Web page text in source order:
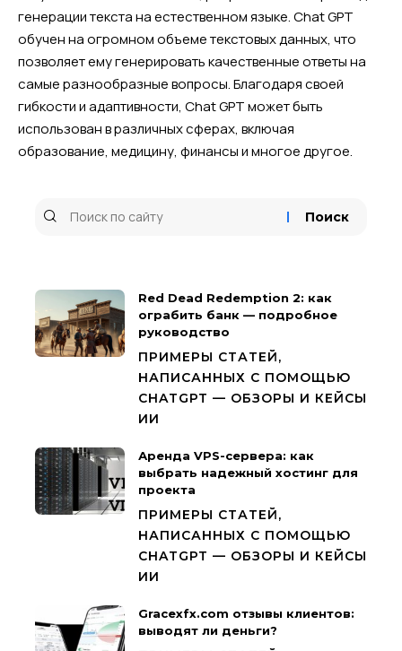
генерации текста на естественном языке. Chat GPT
обучен на огромном объеме текстовых данных, что
позволяет ему генерировать качественные ответы на
самые разнообразные вопросы. Благодаря своей
гибкости и адаптивности, Chat GPT может быть
использован в различных сферах, включая
образование, медицину, финансы и многое другое.
Red Dead Redemption 2: как
ограбить банк — подробное
руководство
ПРИМЕРЫ СТАТЕЙ,
НАПИСАННЫХ С ПОМОЩЬЮ
CHATGPT — ОБЗОРЫ И КЕЙСЫ
ИИ
Аренда VPS-сервера: как
выбрать надежный хостинг для
проекта
ПРИМЕРЫ СТАТЕЙ,
НАПИСАННЫХ С ПОМОЩЬЮ
CHATGPT — ОБЗОРЫ И КЕЙСЫ
ИИ
Gracexfx.com отзывы клиентов:
выводят ли деньги?